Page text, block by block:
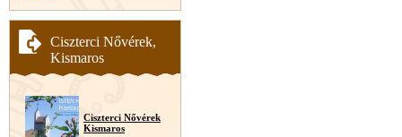
Ciszterci Nővérek,
Kismaros
Ciszterci Nővérek
Kismaros